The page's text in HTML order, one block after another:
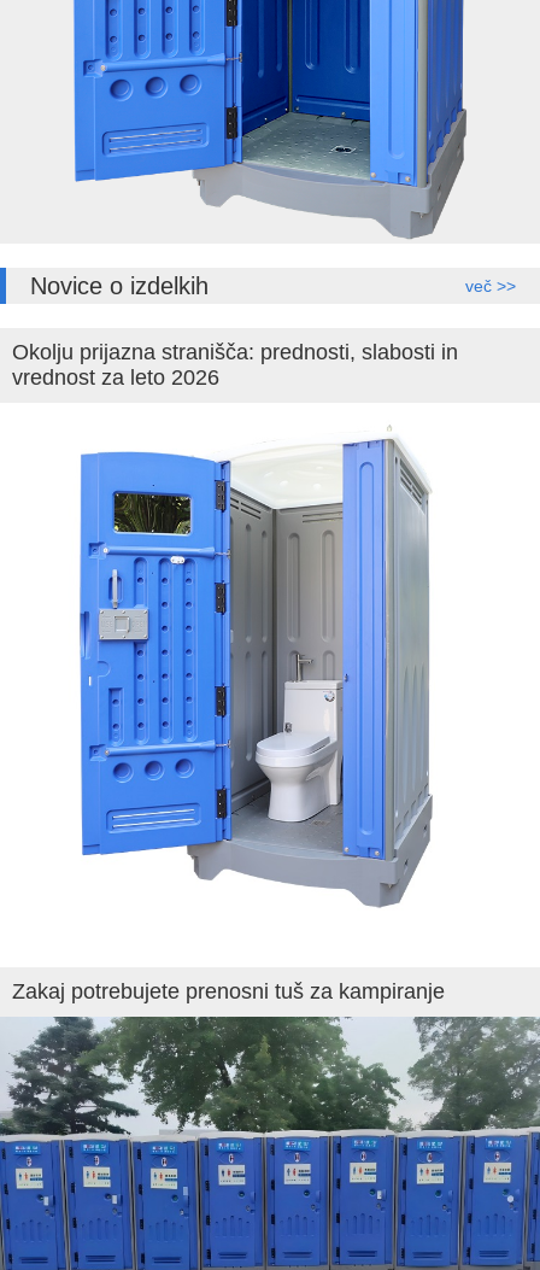
Novice o izdelkih več >>
Okolju prijazna stranišča: prednosti, slabosti in
vrednost za leto 2026
Zakaj potrebujete prenosni tuš za kampiranje